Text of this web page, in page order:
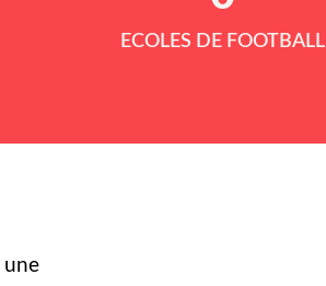
ECOLES DE FOOTBALL
une